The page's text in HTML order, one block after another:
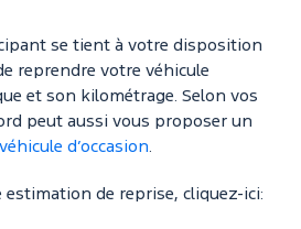
se tient à votre disposition
reprendre votre véhicule
et son kilométrage. Selon vos
peut aussi vous proposer un
véhicule d’occasion.
estimation de reprise, cliquez-ici: